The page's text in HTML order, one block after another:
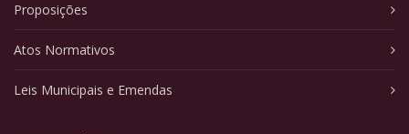
Proposições
Atos Normativos
Leis Municipais e Emendas